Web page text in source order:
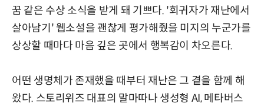
꿈 같은 수상 소식을 받게 돼 기쁘다. '회귀자가 재난에서
살아남기' 웹소설을 괜찮게 평가해줬을 미지의 누군가를
상상할 때마다 마음 깊은 곳에서 행복감이 차오른다.
어떤 생명체가 존재했을 때부터 재난은 그 곁을 함께 해
왔다. 스토리위즈 대표의 말마따나 생성형 AI, 메타버스